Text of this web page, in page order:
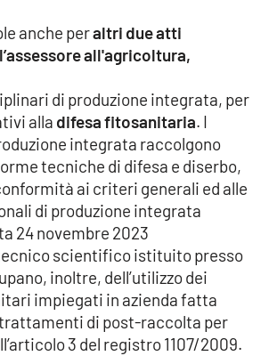
anche peraltri due atti
all'agricoltura,
di produzione integrata, per
alla difesa fitosanitaria. I
integrata raccolgono
tecniche di difesa e diserbo,
ai criteri generali ed alle
di produzione integrata
24 novembre 2023
scientifico istituito presso
inoltre, dell’utilizzo dei
impiegati in azienda fatta
di post-raccolta per
3 del registro 1107/2009.